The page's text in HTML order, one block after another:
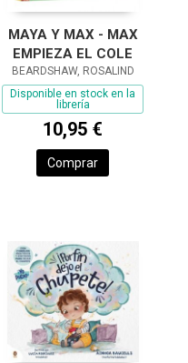
MAYA Y MAX - MAX
EMPIEZA EL COLE
BEARDSHAW, ROSALIND
Disponible en stock en la
librería
10,95 €
Comprar